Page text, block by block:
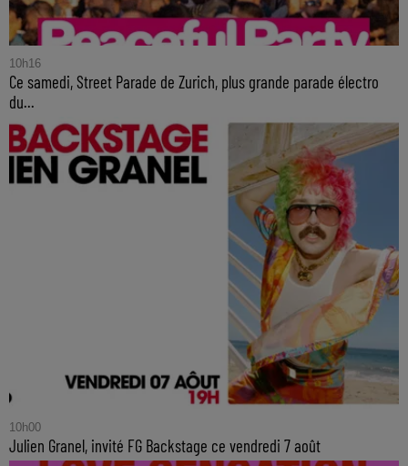
10h16
Ce samedi, Street Parade de Zurich, plus grande parade électro
du...
10h00
Julien Granel, invité FG Backstage ce vendredi 7 août